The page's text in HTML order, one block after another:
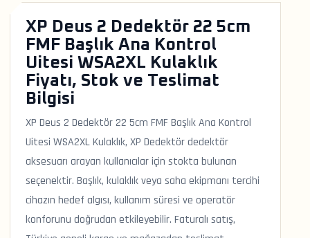
XP Deus 2 Dedektör 22 5cm
FMF Başlık Ana Kontrol
Uitesi WSA2XL Kulaklık
Fiyatı, Stok ve Teslimat
Bilgisi
XP Deus 2 Dedektör 22 5cm FMF Başlık Ana Kontrol
Uitesi WSA2XL Kulaklık, XP Dedektör dedektör
aksesuarı arayan kullanıcılar için stokta bulunan
seçenektir. Başlık, kulaklık veya saha ekipmanı tercihi
cihazın hedef algısı, kullanım süresi ve operatör
konforunu doğrudan etkileyebilir. Faturalı satış,